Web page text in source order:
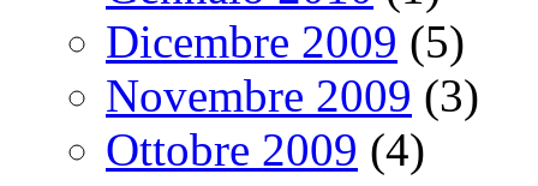
Dicembre 2009 (5)
Novembre 2009 (3)
Ottobre 2009 (4)